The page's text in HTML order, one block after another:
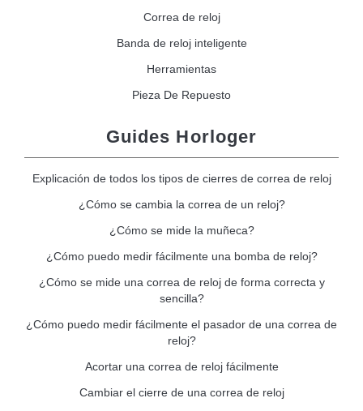
Correa de reloj
Banda de reloj inteligente
Herramientas
Pieza De Repuesto
Guides Horloger
Explicación de todos los tipos de cierres de correa de reloj
¿Cómo se cambia la correa de un reloj?
¿Cómo se mide la muñeca?
¿Cómo puedo medir fácilmente una bomba de reloj?
¿Cómo se mide una correa de reloj de forma correcta y
sencilla?
¿Cómo puedo medir fácilmente el pasador de una correa de
reloj?
Acortar una correa de reloj fácilmente
Cambiar el cierre de una correa de reloj